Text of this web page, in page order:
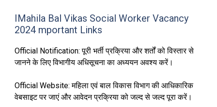
IMahila Bal Vikas Social Worker Vacancy
2024 mportant Links
Official Notification: पूरी भर्ती प्रक्रिया और शर्तों को विस्तार से
जानने के लिए विभागीय अधिसूचना का अध्ययन अवश्य करें।
Official Website: महिला एवं बाल विकास विभाग की आधिकारिक
वेबसाइट पर जाएं और आवेदन प्रक्रिया को जल्द से जल्द पूरा करें।